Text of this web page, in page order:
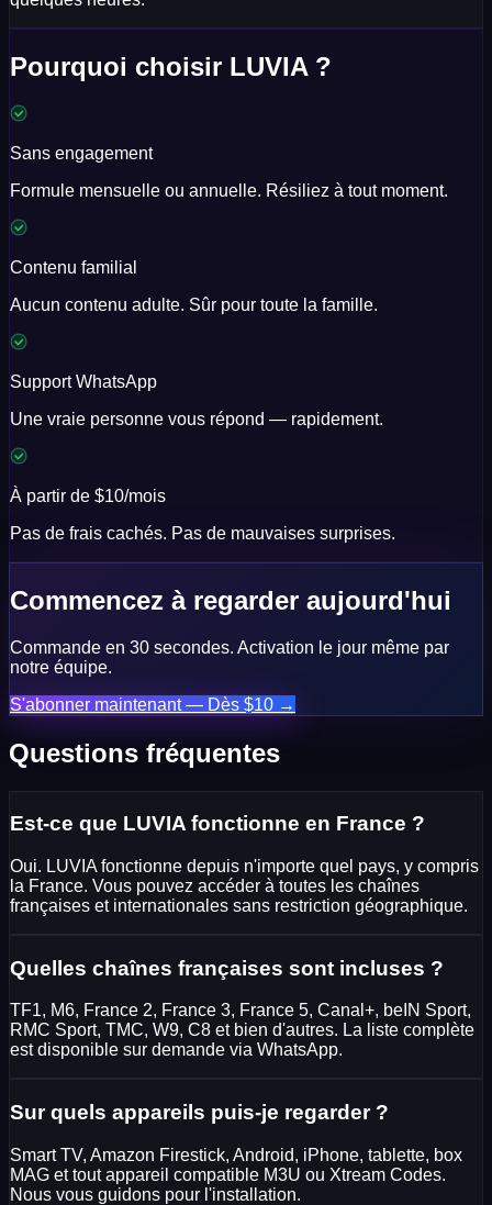
Pourquoi choisir LUVIA ?
Sans engagement
Formule mensuelle ou annuelle. Résiliez à tout moment.
Contenu familial
Aucun contenu adulte. Sûr pour toute la famille.
Support WhatsApp
Une vraie personne vous répond — rapidement.
À partir de $10/mois
Pas de frais cachés. Pas de mauvaises surprises.
Commencez à regarder aujourd'hui
Commande en 30 secondes. Activation le jour même par
notre équipe.
S'abonner maintenant — Dès $10 →
Questions fréquentes
Est-ce que LUVIA fonctionne en France ?
Oui. LUVIA fonctionne depuis n'importe quel pays, y compris
la France. Vous pouvez accéder à toutes les chaînes
françaises et internationales sans restriction géographique.
Quelles chaînes françaises sont incluses ?
TF1, M6, France 2, France 3, France 5, Canal+, beIN Sport,
RMC Sport, TMC, W9, C8 et bien d'autres. La liste complète
est disponible sur demande via WhatsApp.
Sur quels appareils puis-je regarder ?
Smart TV, Amazon Firestick, Android, iPhone, tablette, box
MAG et tout appareil compatible M3U ou Xtream Codes.
Nous vous guidons pour l'installation.